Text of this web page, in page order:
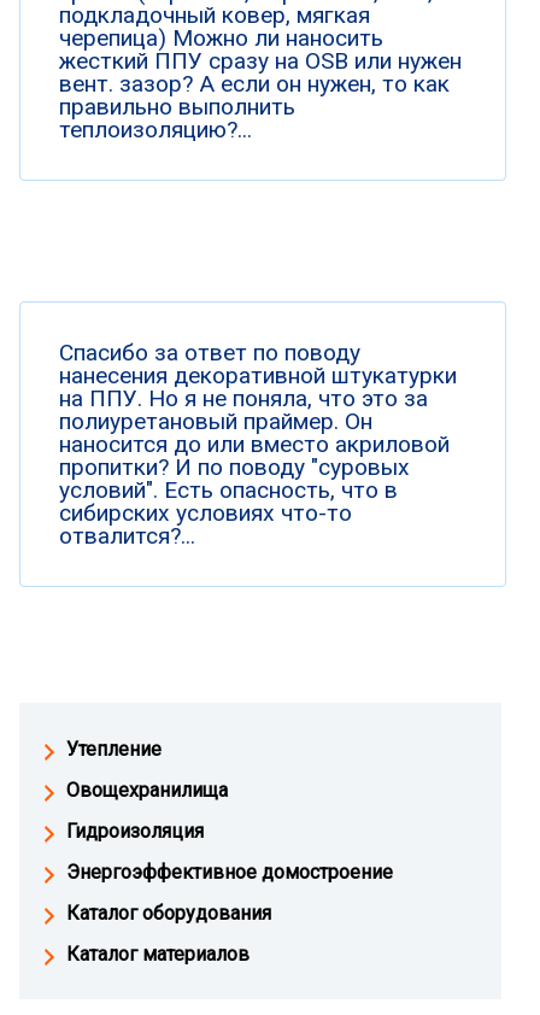
подкладочный ковер, мягкая
черепица) Можно ли наносить
жесткий ППУ сразу на OSB или нужен
вент. зазор? А если он нужен, то как
правильно выполнить
теплоизоляцию?...
Спасибо за ответ по поводу
нанесения декоративной штукатурки
на ППУ. Но я не поняла, что это за
полиуретановый праймер. Он
наносится до или вместо акриловой
пропитки? И по поводу "суровых
условий". Есть опасность, что в
сибирских условиях что-то
отвалится?...
Утепление
Овощехранилища
Гидроизоляция
Энергоэффективное домостроение
Каталог оборудования
Каталог материалов